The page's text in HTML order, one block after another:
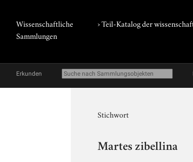
Wissenschaftliche
Sammlungen
› Teil-Katalog der
Erkunden
Stichwort
Martes zibellina